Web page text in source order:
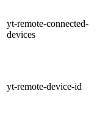
yt-remote-connected-
devices
yt-remote-device-id